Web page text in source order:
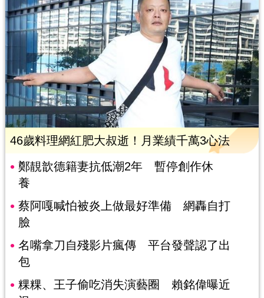
46歲料理網紅肥大叔逝！月業績千萬3心法
鄭靚歆德籍妻抗低潮2年 暫停創作休
養
蔡阿嘎喊怕被炎上做最好準備 網轟自打
臉
名嘴拿刀自殘影片瘋傳 平台發聲認了出
包
粿粿、王子偷吃消失演藝圈 賴銘偉曝近